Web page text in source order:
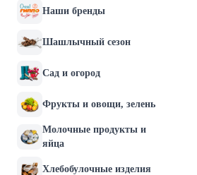
Наши бренды
Шашлычный сезон
Сад и огород
Фрукты и овощи, зелень
Молочные продукты и
яйца
Хлебобулочные изделия